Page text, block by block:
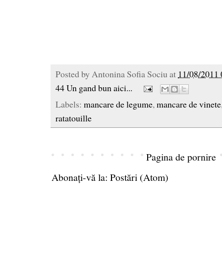
Posted by Antonina Sofia Sociu at 11/08/2011
44 Un gand bun aici...
Labels: mancare de legume,mancare de vinete
ratatouille
Pagina de pornire
Abonați-vă la: Postări (Atom)